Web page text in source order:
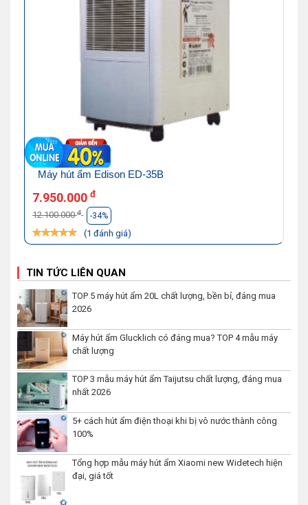
Máy hút ẩm Edison ED-35B
7.950.000 đ
12.100.000đ -34%
(1 đánh giá)
TIN TỨC LIÊN QUAN
TOP 5 máy hút ẩm 20L chất lượng, bền bỉ, đáng mua
2026
Máy hút ẩm Glucklich có đáng mua? TOP 4 mẫu máy
chất lượng
TOP 3 mẫu máy hút ẩm Taijutsu chất lượng, đáng mua
nhất 2026
5+ cách hút ẩm điện thoại khi bị vô nước thành công
100%
Tổng hợp mẫu máy hút ẩm Xiaomi new Widetech hiện
đại, giá tốt